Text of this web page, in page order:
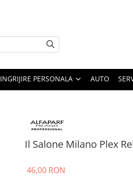
INGRIJIRE PERSONALA AUTO
Il Salone Milano Plex
46,00 RON